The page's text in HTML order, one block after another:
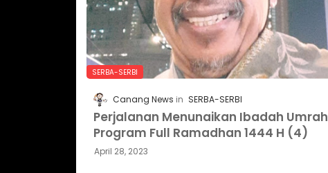
SERBA-SERBI
Canang News SERBA-SERBI
Perjalanan Menunaikan Ibadah Umrah
Program Full Ramadhan 1444 H (4)
April 28, 2023